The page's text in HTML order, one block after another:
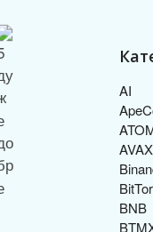
AI
AVAX
BNB